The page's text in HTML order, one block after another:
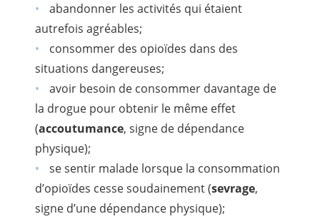
abandonner les activités qui étaient
autrefois agréables;
consommer des opioïdes dans des
situations dangereuses;
avoir besoin de consommer davantage de
la drogue pour obtenir le même effet
(accoutumance, signe de dépendance
physique);
se sentir malade lorsque la consommation
d’opioïdes cesse soudainement (sevrage,
signe d’une dépendance physique);